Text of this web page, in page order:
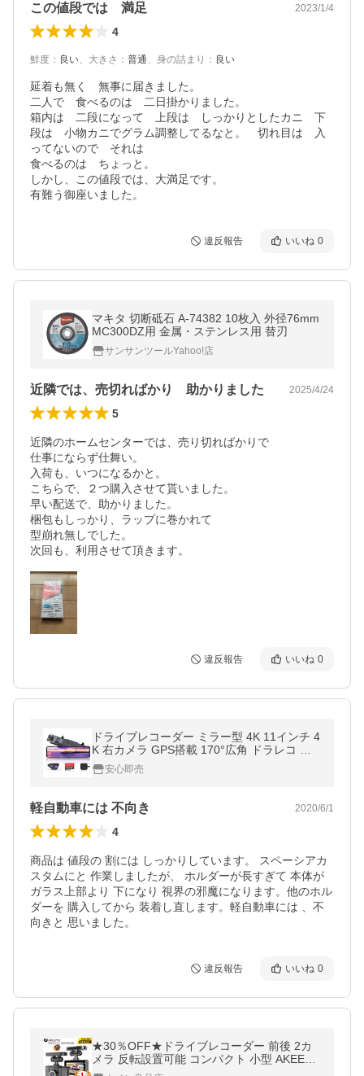
この値段では 満足 2023/1/4
4
鮮度 ： 良い、 大きさ ： 普通、 身の詰まり ： 良い
延着も無く　無事に届きました。
二人で　食べるのは　二日掛かりました。
箱内は　二段になって　上段は　しっかりとしたカニ　下
段は　小物カニでグラム調整してるなと。　切れ目は　入
ってないので　それは
食べるのは　ちょっと。
しかし、この値段では、大満足です。
有難う御座いました。
違反報告 いいね 0
マキタ 切断砥石 A-74382 10枚入 外径76mm
MC300DZ用 金属・ステンレス用 替刃
サンサンツールYahoo!店
近隣では、売切ればかり 助かりました 2025/4/24
5
近隣のホームセンターでは、売り切ればかりで
仕事にならず仕舞い。
入荷も、いつになるかと。
こちらで、２つ購入させて貰いました。
早い配送で、助かりました。
梱包もしっかり、ラップに巻かれて
型崩れ無しでした。
次回も、利用させて頂きます。
違反報告 いいね 0
ドライブレコーダー ミラー型 4K 11インチ 4
K 右カメラ GPS搭載 170°広角 ドラレコ 超
鮮明夜間撮影 速度超過警報 V69-PRO-X-NP
C 安心即売
軽自動車には 不向き 2020/6/1
4
商品は 値段の 割には しっかりしています。 スペーシアカ
スタムにと 作業しましたが、 ホルダーが長すぎて 本体が
ガラス上部より 下になり 視界の邪魔になります。他のホル
ダーを 購入してから 装着し直します。軽自動車には 、不
向きと 思いました。
違反報告 いいね 0
★30％OFF★ドライブレコーダー 前後 2カ
メラ 反転設置可能 コンパクト 小型 AKEEYO
ドラレコ 200万画素 WDR GPS IP67防水 常